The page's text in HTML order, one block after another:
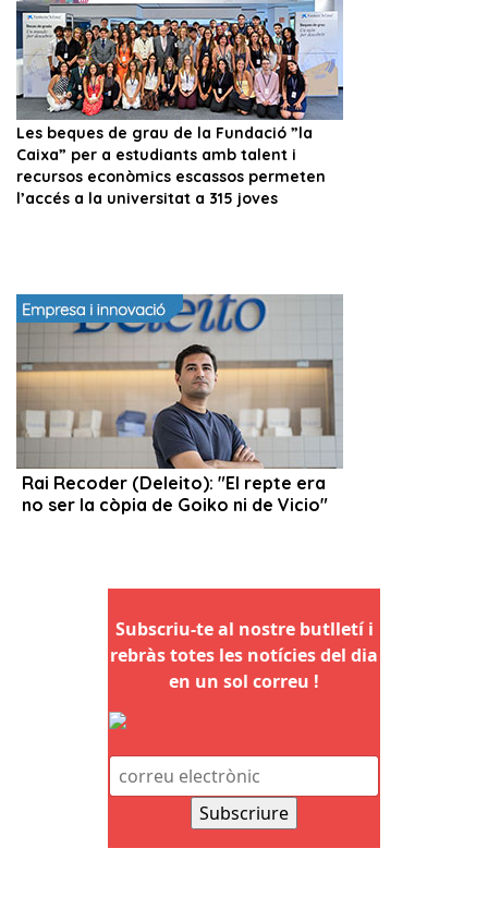
Subscriu-te al nostre butlletí i
rebràs totes les notícies del dia
en un sol correu !